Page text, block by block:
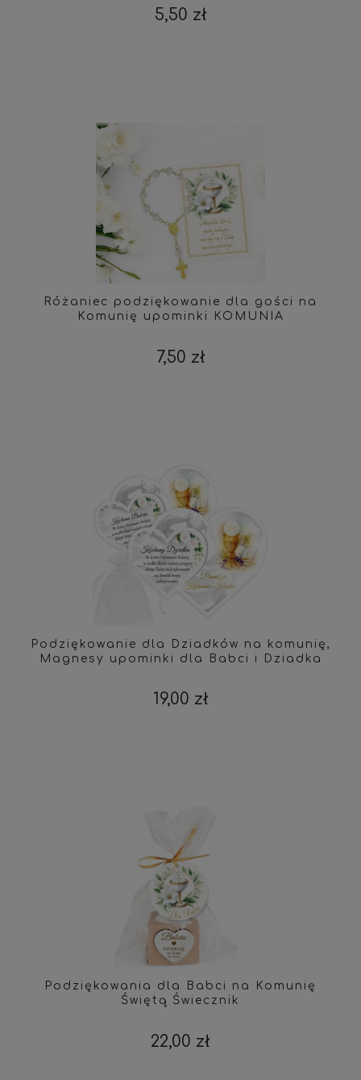
5,50 zł
Różaniec podziękowanie dla gości na
Komunię upominki KOMUNIA
7,50 zł
Podziękowanie dla Dziadków na komunię,
Magnesy upominki dla Babci i Dziadka
19,00 zł
Podziękowania dla Babci na Komunię
Świętą Świecznik
22,00 zł